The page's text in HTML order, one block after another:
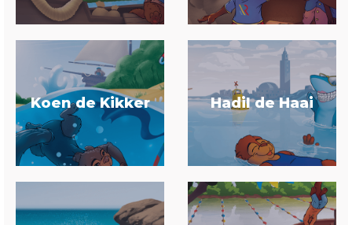
Koen de Kikker Hadil de Haai